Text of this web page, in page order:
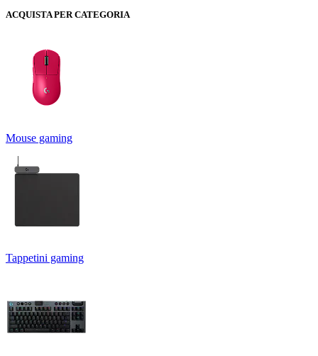
ACQUISTA PER CATEGORIA
Mouse gaming
Tappetini gaming